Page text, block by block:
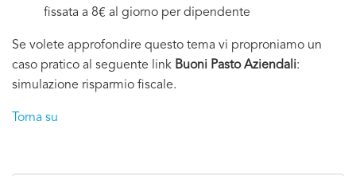
fissata a 8€ al giorno per dipendente
Se volete approfondire questo tema vi proproniamo un
caso pratico al seguente link Buoni Pasto Aziendali:
simulazione risparmio fiscale.
Torna su